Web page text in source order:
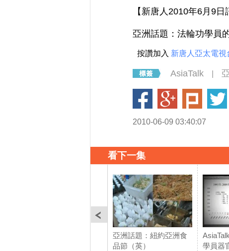
【新唐人2010年6月9
亞洲話題：法輪功學員
按讚加入 新唐人亞太電視
AsiaTalk
2010-06-09 03:40:07
看下一集
亞洲話題：紐約亞洲食
品節（英）
學員器